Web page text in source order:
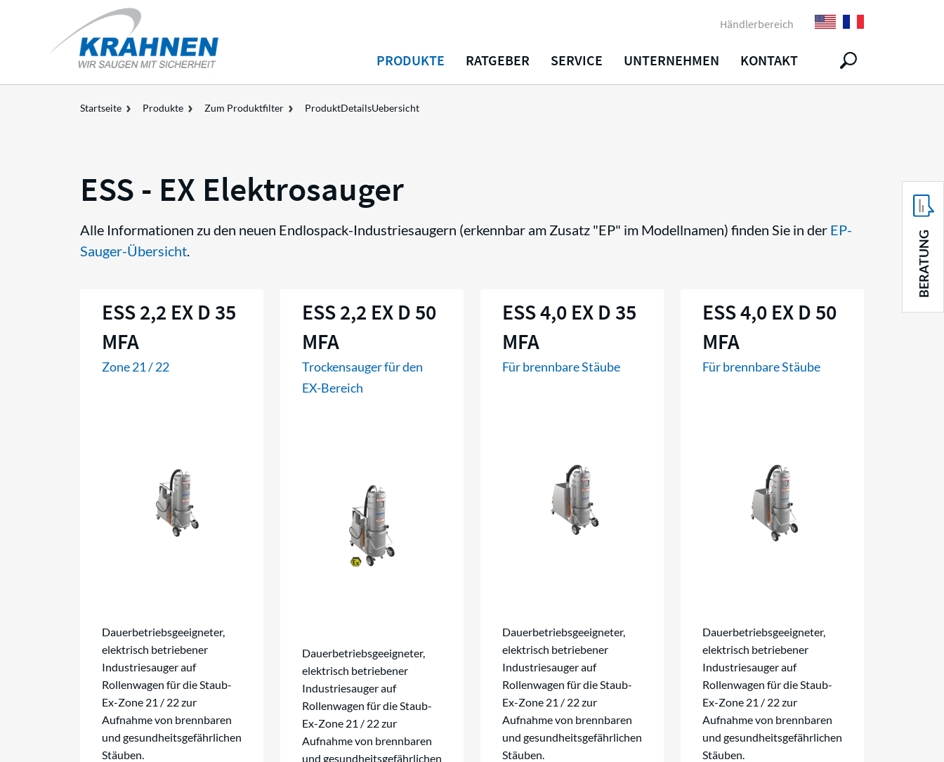
Händlerbereich
PRODUKTE RATGEBER SERVICE UNTERNEHMEN KONTAKT
BERATUNG
Startseite Produkte Zum Produktfilter ProduktDetailsUebersicht
ESS - EX Elektrosauger
Alle Informationen zu den neuen Endlospack-Industriesaugern (erkennbar am Zusatz "EP" im Modellnamen) finden Sie in der EP-
Sauger-Übersicht.
ESS 2,2 EX D 35
MFA
Zone 21 / 22
Dauerbetriebsgeeigneter,
elektrisch betriebener
Industriesauger auf
Rollenwagen für die Staub-
Ex-Zone 21 / 22 zur
Aufnahme von brennbaren
und gesundheitsgefährlichen
Stäuben.
ESS 2,2 EX D 50
MFA
Trockensauger für den
EX-Bereich
Dauerbetriebsgeeigneter,
elektrisch betriebener
Industriesauger auf
Rollenwagen für die Staub-
Ex-Zone 21 / 22 zur
Aufnahme von brennbaren
und gesundheitsgefährlichen
ESS 4,0 EX D 35
MFA
Für brennbare Stäube
Dauerbetriebsgeeigneter,
elektrisch betriebener
Industriesauger auf
Rollenwagen für die Staub-
Ex-Zone 21 / 22 zur
Aufnahme von brennbaren
und gesundheitsgefährlichen
Stäuben.
ESS 4,0 EX D 50
MFA
Für brennbare Stäube
Dauerbetriebsgeeigneter,
elektrisch betriebener
Industriesauger auf
Rollenwagen für die Staub-
Ex-Zone 21 / 22 zur
Aufnahme von brennbaren
und gesundheitsgefährlichen
Stäuben.